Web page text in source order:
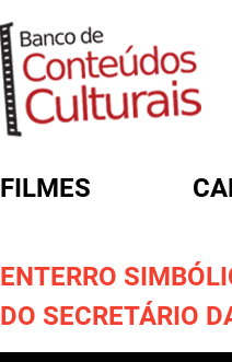
FILMES
ENTERRO
DO SECRETÁRIO